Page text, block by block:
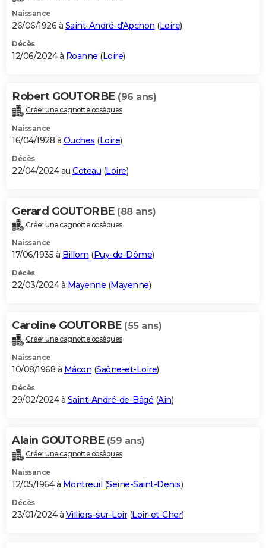
Naissance
26/06/1926 à Saint-André-d'Apchon (Loire)
Décès
12/06/2024 à Roanne (Loire)
Robert GOUTORBE (96 ans)
Créer une cagnotte obsèques
Naissance
16/04/1928 à Ouches (Loire)
Décès
22/04/2024 au Coteau (Loire)
Gerard GOUTORBE (88 ans)
Créer une cagnotte obsèques
Naissance
17/06/1935 à Billom (Puy-de-Dôme)
Décès
22/03/2024 à Mayenne (Mayenne)
Caroline GOUTORBE (55 ans)
Créer une cagnotte obsèques
Naissance
10/08/1968 à Mâcon (Saône-et-Loire)
Décès
29/02/2024 à Saint-André-de-Bâgé (Ain)
Alain GOUTORBE (59 ans)
Créer une cagnotte obsèques
Naissance
12/05/1964 à Montreuil (Seine-Saint-Denis)
Décès
23/01/2024 à Villiers-sur-Loir(Loir-et-Cher)